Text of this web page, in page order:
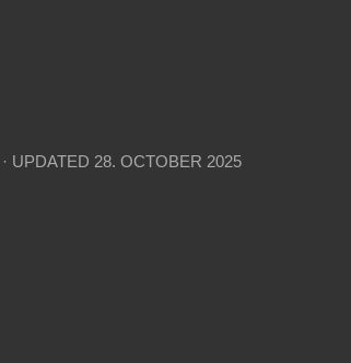
· UPDATED 28. OCTOBER 2025